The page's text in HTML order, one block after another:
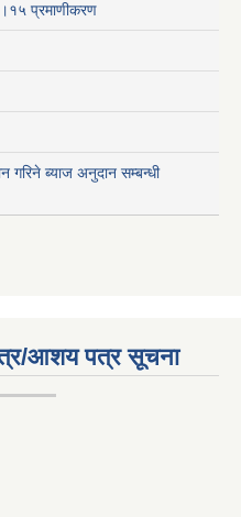
प्रमाणीकरण
गरिने ब्याज अनुदान सम्बन्धी
आशय पत्र सूचना